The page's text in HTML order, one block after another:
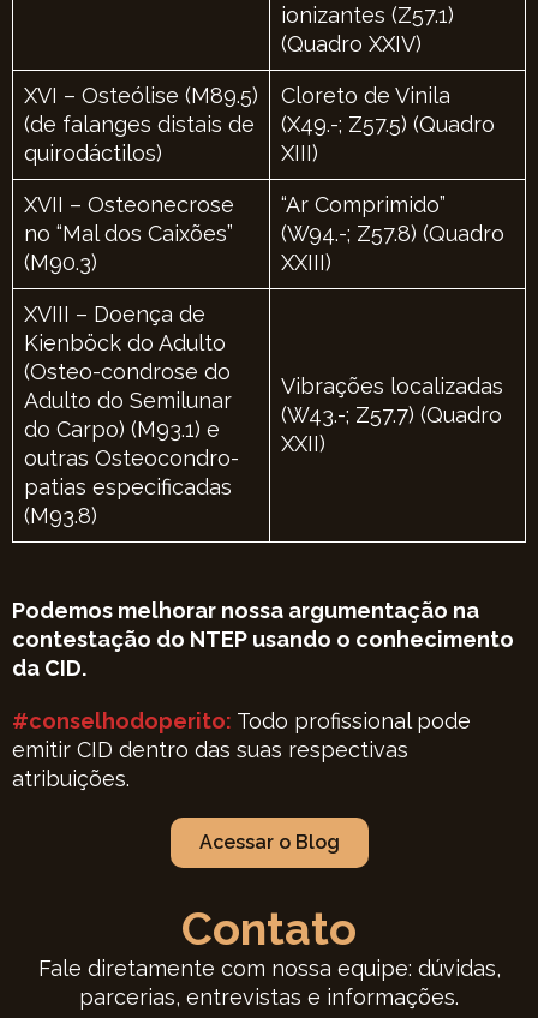
ionizantes (Z57.1)
(Quadro XXIV)
XVI – Osteólise (M89.5)
(de falanges distais de
quirodáctilos)
Cloreto de Vinila
(X49.-; Z57.5) (Quadro
XIII)
XVII – Osteonecrose
no “Mal dos Caixões”
(M90.3)
“Ar Comprimido”
(W94.-; Z57.8) (Quadro
XXIII)
XVIII – Doença de
Kienböck do Adulto
(Osteo-condrose do
Adulto do Semilunar
do Carpo) (M93.1) e
outras Osteocondro-
patias especificadas
(M93.8)
Vibrações localizadas
(W43.-; Z57.7) (Quadro
XXII)
Podemos melhorar nossa argumentação na
contestação do NTEP usando o conhecimento
da CID.
#conselhodoperito: Todo profissional pode
emitir CID dentro das suas respectivas
atribuições.
Acessar o Blog
Contato
Fale diretamente com nossa equipe: dúvidas,
parcerias, entrevistas e informações.